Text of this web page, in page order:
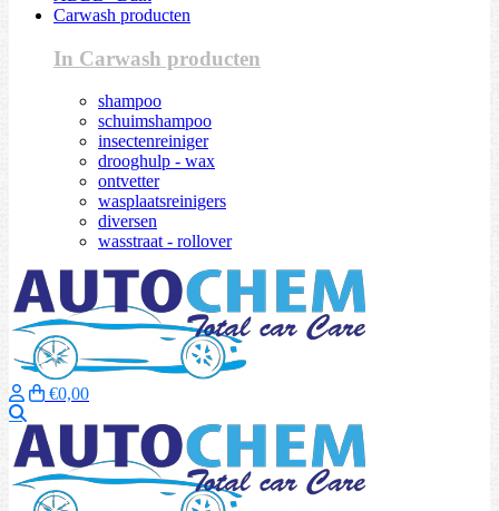
Carwash producten
In Carwash producten
shampoo
schuimshampoo
insectenreiniger
drooghulp - wax
ontvetter
wasplaatsreinigers
diversen
wasstraat - rollover
€0,00